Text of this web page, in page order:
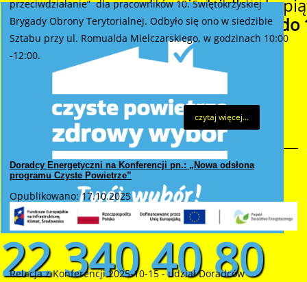
od poniedziałku do
w godzinachod 8:00 do
22 340 40 80
przeciwdziałanie” dla pracowników 10. Świętokrzyskiej
Brygady Obrony Terytorialnej. Odbyło się ono w siedzibie
Sztabu przy ul. Romualda Mielczarskiego, w godzinach 10:00
-12:00.
czytaj więcej...
Doradcy Energetyczni na Konferencji pn.: „Nowa odsłona
programu Czyste Powietrze”
Opublikowano: 17.10.2025
Relacja z Konferencji 2025-10-15 - udział Doradców